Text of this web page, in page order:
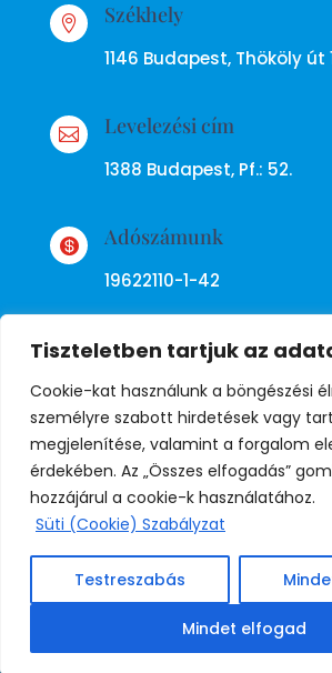
Tiszteletben tartjuk az
Cookie-kat használunk a böngészési
személyre szabott hirdetések vagy
megjelenítése, valamint a forgalom
érdekében. Az „Összes elfogadás”
hozzájárul a cookie-k használatához.
Süti (Cookie) Szabályzat
Testreszabás
Mindet elfogad
 Székhely
1146 Budapest, Thököly út
 Levelezési cím
1388 Budapest, Pf.: 52.
 Adószámunk
19622110-1-42
Adatkezelési tájékoztató
© Copyright Független
Szakszervezet
Weboldal:Juda
Share This